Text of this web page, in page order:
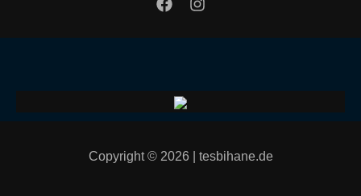
Copyright © 2026 | tesbihane.de